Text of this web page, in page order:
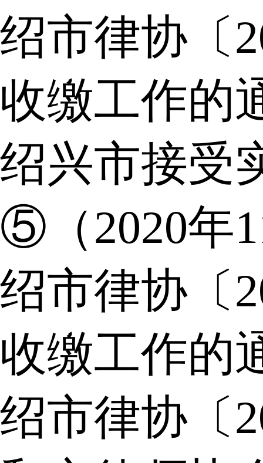
绍市律协〔
收缴工作的
绍兴市接受
⑤（2020年
绍市律协〔
收缴工作的
绍市律协〔